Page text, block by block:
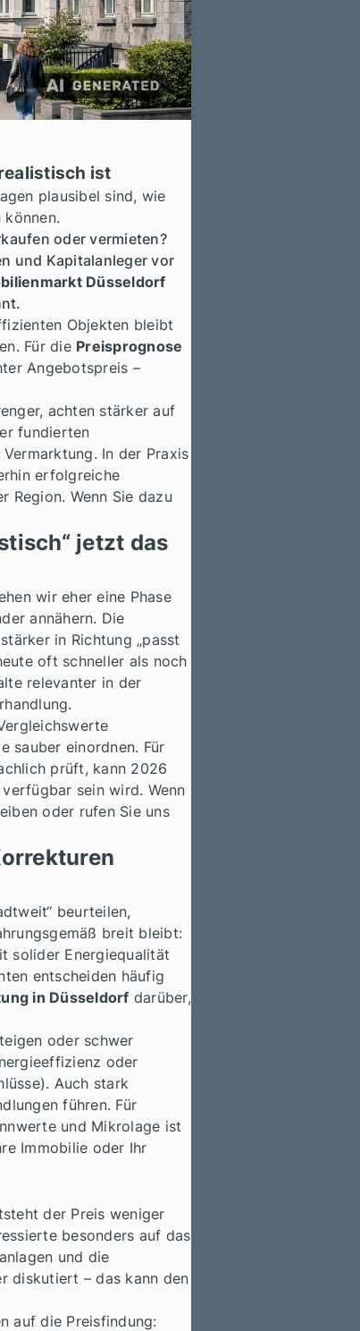
ist
plausibel sind, wie
oder vermieten?
und Kapitalanleger vor
Düsseldorf
Objekten bleibt
Für die Preisprognose
Angebotspreis –
achten stärker auf
fundierten
In der Praxis
erfolgreiche
Region. Wenn Sie dazu
jetzt das
wir eher eine Phase
annähern. Die
in Richtung „passt
oft schneller als noch
relevanter in der
sauber einordnen. Für
prüft, kann 2026
sein wird. Wenn
oder rufen Sie uns
beurteilen,
breit bleibt:
solider Energiequalität
entscheiden häufig
in Düsseldorf darüber,
oder schwer
oder
Auch stark
führen. Für
und Mikrolage ist
Immobilie oder Ihr
der Preis weniger
besonders auf das
und die
diskutiert – das kann den
auf die Preisfindung: